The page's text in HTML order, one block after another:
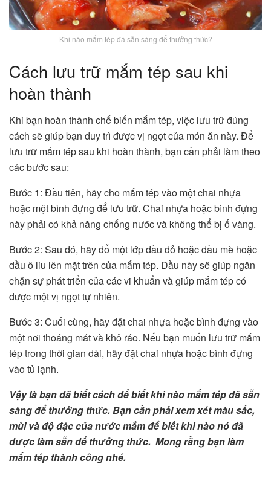
Khi nào mắm tép đã sẵn sàng để thưởng thức?
Cách lưu trữ mắm tép sau khi
hoàn thành
Khi bạn hoàn thành chế biến mắm tép, việc lưu trữ đúng
cách sẽ giúp bạn duy trì được vị ngọt của món ăn này. Để
lưu trữ mắm tép sau khi hoàn thành, bạn cần phải làm theo
các bước sau:
Bước 1: Đầu tiên, hãy cho mắm tép vào một chai nhựa
hoặc một bình đựng để lưu trữ. Chai nhựa hoặc bình đựng
này phải có khả năng chống nước và không thể bị ố vàng.
Bước 2: Sau đó, hãy đổ một lớp dầu đỏ hoặc dầu mè hoặc
dầu ô liu lên mặt trên của mắm tép. Dầu này sẽ giúp ngăn
chặn sự phát triển của các vi khuẩn và giúp mắm tép có
được một vị ngọt tự nhiên.
Bước 3: Cuối cùng, hãy đặt chai nhựa hoặc bình đựng vào
một nơi thoáng mát và khô ráo. Nếu bạn muốn lưu trữ mắm
tép trong thời gian dài, hãy đặt chai nhựa hoặc bình đựng
vào tủ lạnh.
Vậy là bạn đã biết cách để biết khi nào mắm tép đã sẵn
sàng để thưởng thức. Bạn cần phải xem xét màu sắc,
mùi và độ đặc của nước mắm để biết khi nào nó đã
được làm sẵn để thưởng thức. Mong rằng bạn làm
mắm tép thành công nhé.